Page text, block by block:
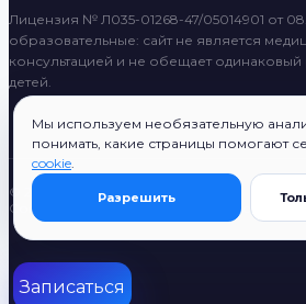
Мы используем необязательную
понимать, какие страницы помогают
cookie.
Разрешить
Лицензия № Л035-01268-47/05014901 от
образовательные: сайт не является
консультацией и не обещает одинаковый
детей.
© 2022–2026 ABASPB
Согласие на публикацию
Все
Записаться